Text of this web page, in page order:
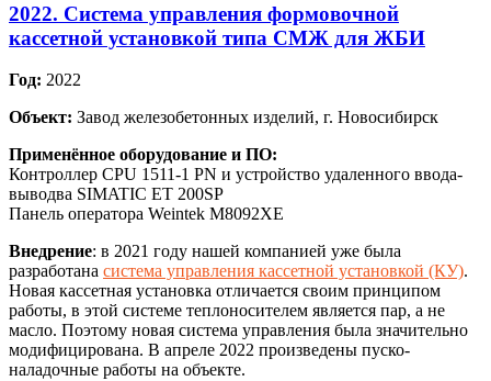
2022. Система управления формовочной
кассетной установкой типа СМЖ для ЖБИ
Год: 2022
Объект: Завод железобетонных изделий, г. Новосибирск
Применённое оборудование и ПО:
Контроллер CPU 1511-1 PN и устройство удаленного ввода-
выводва SIMATIC ET 200SP
Панель оператора Weintek M8092XE
Внедрение: в 2021 году нашей компанией уже была
разработана система управления кассетной установкой (КУ).
Новая кассетная установка отличается своим принципом
работы, в этой системе теплоносителем является пар, а не
масло. Поэтому новая система управления была значительно
модифицирована. В апреле 2022 произведены пуско-
наладочные работы на объекте.